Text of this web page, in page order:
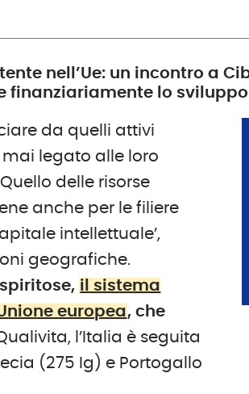
nell’Ue: un incontro a
lo
da quelli attivi
legato alle loro
delle risorse
anche per le filiere
intellettuale’,
geografiche.
il sistema
europea, che
l’Italia è seguita
(275 Ig) e Portogallo